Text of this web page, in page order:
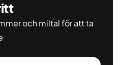
och miltal för att ta